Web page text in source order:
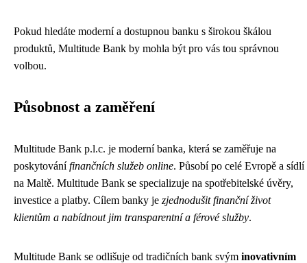
Pokud hledáte moderní a dostupnou banku s širokou škálou
produktů, Multitude Bank by mohla být pro vás tou správnou
volbou.
Působnost a zaměření
Multitude Bank p.l.c. je moderní banka, která se zaměřuje na
poskytovánífinančních služeb online. Působí po celé Evropě a sídlí
na Maltě. Multitude Bank se specializuje na spotřebitelské úvěry,
investice a platby. Cílem banky je zjednodušit finanční život
klientům a nabídnout jim transparentní a férové služby.
Multitude Bank se odlišuje od tradičních bank svým inovativním